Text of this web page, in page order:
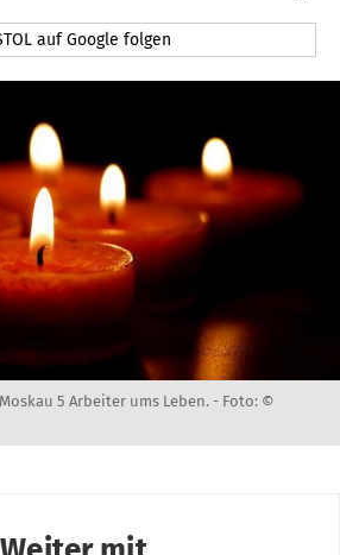
auf Google folgen
5 Arbeiter ums Leben. - Foto: ©